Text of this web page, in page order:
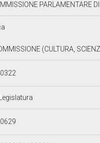
PARLAMENTARE
(CULTURA,